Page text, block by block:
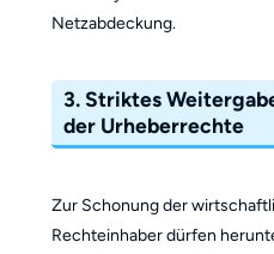
Netzabdeckung.
3. Striktes
der Urheberrechte
Zur Schonung der
Rechteinhaber dürfen